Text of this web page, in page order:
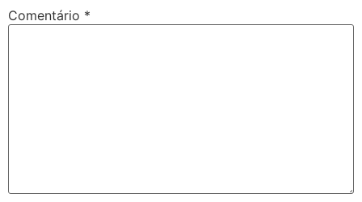
Comentário *